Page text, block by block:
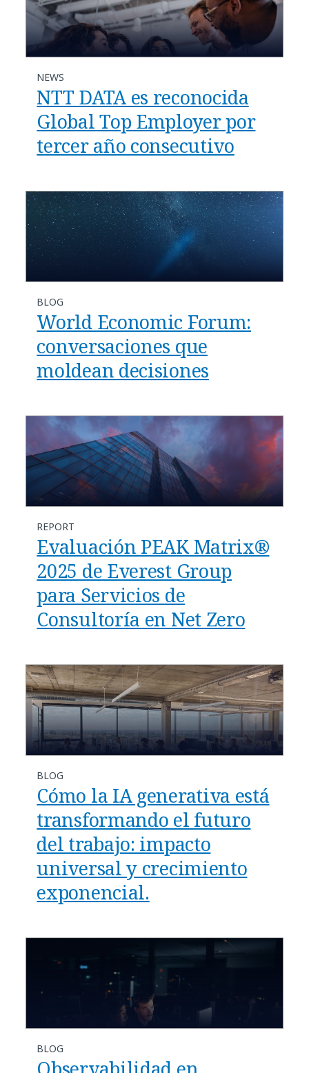
NEWS
NTT DATA es reconocida
Global Top Employer por
tercer año consecutivo
BLOG
World Economic Forum:
conversaciones que
moldean decisiones
REPORT
Evaluación PEAK Matrix®
2025 de Everest Group
para Servicios de
Consultoría en Net Zero
BLOG
Cómo la IA generativa está
transformando el futuro
del trabajo: impacto
universal y crecimiento
exponencial.
BLOG